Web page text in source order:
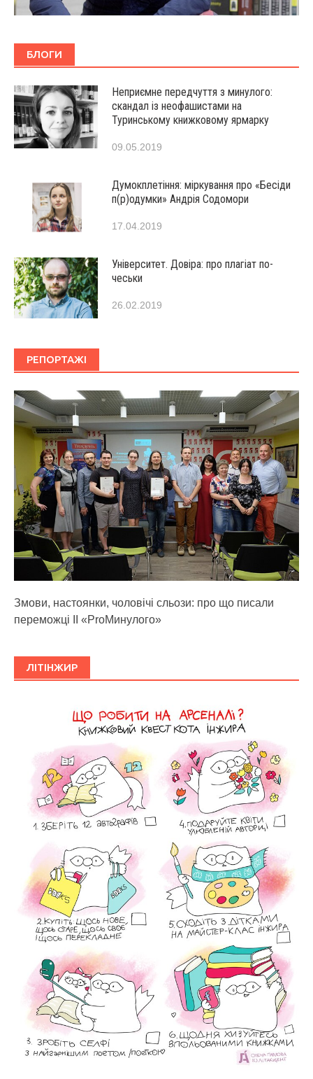
БЛОГИ
Неприємне передчуття з минулого:
скандал із неофашистами на
Туринському книжковому ярмарку
09.05.2019
Думокплетіння: міркування про «Бесіди
п(р)одумки» Андрія Содомори
17.04.2019
Університет. Довіра: про плагіат по-
чеськи
26.02.2019
РЕПОРТАЖІ
Змови, настоянки, чоловічі сльози: про що писали
переможці ІІ «ProМинулого»
ЛІТІНЖИР